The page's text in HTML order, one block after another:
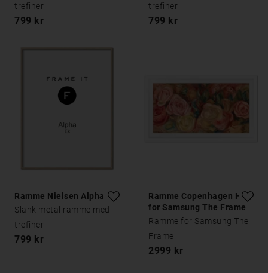
trefiner
799 kr
trefiner
799 kr
Ramme Nielsen Alpha Eik
Slank metallramme med
trefiner
799 kr
Ramme Copenhagen Hvit
for Samsung The Frame
Ramme for Samsung The
Frame
2999 kr